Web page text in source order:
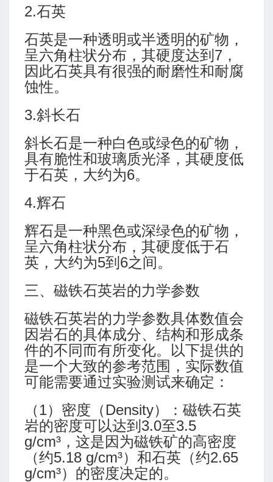
2.石英
石英是一种透明或半透明的矿物，
呈六角柱状分布，其硬度达到7，
因此石英具有很强的耐磨性和耐腐
蚀性。
3.斜长石
斜长石是一种白色或绿色的矿物，
具有脆性和玻璃质光泽，其硬度低
于石英，大约为6。
4.辉石
辉石是一种黑色或深绿色的矿物，
呈六角柱状分布，其硬度低于石
英，大约为5到6之间。
三、磁铁石英岩的力学参数
磁铁石英岩的力学参数具体数值会
因岩石的具体成分、结构和形成条
件的不同而有所变化。以下提供的
是一个大致的参考范围，实际数值
可能需要通过实验测试来确定：
（1）密度（Density）：磁铁石英
岩的密度可以达到3.0至3.5
g/cm³，这是因为磁铁矿的高密度
（约5.18 g/cm³）和石英（约2.65
g/cm³）的密度决定的。